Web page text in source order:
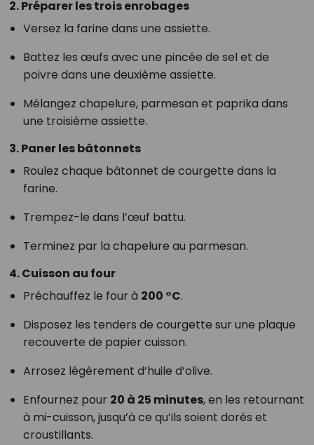
2. Préparer les trois enrobages
Versez la farine dans une assiette.
Battez les œufs avec une pincée de sel et de
poivre dans une deuxième assiette.
Mélangez chapelure, parmesan et paprika dans
une troisième assiette.
3. Paner les bâtonnets
Roulez chaque bâtonnet de courgette dans la
farine.
Trempez-le dans l’œuf battu.
Terminez par la chapelure au parmesan.
4. Cuisson au four
Préchauffez le four à 200 °C.
Disposez les tenders de courgette sur une plaque
recouverte de papier cuisson.
Arrosez légèrement d’huile d’olive.
Enfournez pour 20 à 25 minutes, en les retournant
à mi-cuisson, jusqu’à ce qu’ils soient dorés et
croustillants.